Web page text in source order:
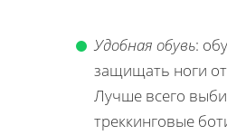
Удобная обувь:
защищать ноги
Лучше всего
треккинговые